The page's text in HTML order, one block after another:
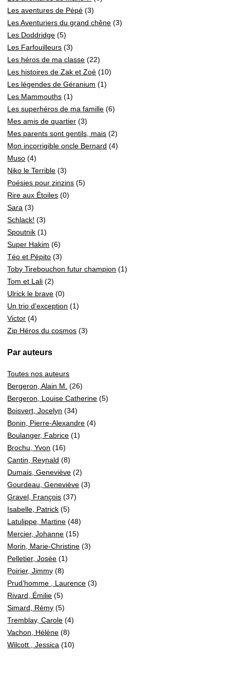
Les aventures de Pépé (3)
Les Aventuriers du grand chêne (3)
Les Doddridge (5)
Les Farfouilleurs (3)
Les héros de ma classe (22)
Les histoires de Zak et Zoé (10)
Les légendes de Géranium (1)
Les Mammouths (1)
Les superhéros de ma famille (6)
Mes amis de quartier (3)
Mes parents sont gentils, mais (2)
Mon incorrigible oncle Bernard (4)
Muso (4)
Niko le Terrible (3)
Poésies pour zinzins (5)
Rire aux Étoiles (0)
Sara (3)
Schlack! (3)
Spoutnik (1)
Super Hakim (6)
Téo et Pépito (3)
Toby Tirebouchon futur champion (1)
Tom et Lali (2)
Ulrick le brave (0)
Un trio d'exception (1)
Victor (4)
Zip Héros du cosmos (3)
Par auteurs
Toutes nos auteurs
Bergeron, Alain M. (26)
Bergeron, Louise Catherine (5)
Boisvert, Jocelyn (34)
Bonin, Pierre-Alexandre (4)
Boulanger, Fabrice (1)
Brochu, Yvon (16)
Cantin, Reynald (8)
Dumais, Geneviève (2)
Gourdeau, Geneviève (3)
Gravel, François (37)
Isabelle, Patrick (5)
Latulippe, Martine (48)
Mercier, Johanne (15)
Morin, Marie-Christine (3)
Pelletier, Josée (1)
Poirier, Jimmy (8)
Prud’homme , Laurence (3)
Rivard, Émilie (5)
Simard, Rémy (5)
Tremblay, Carole (4)
Vachon, Hélène (8)
Wilcott , Jessica (10)